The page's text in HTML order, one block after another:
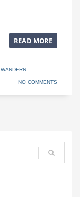
READ MORE
WANDERN
NO COMMENTS